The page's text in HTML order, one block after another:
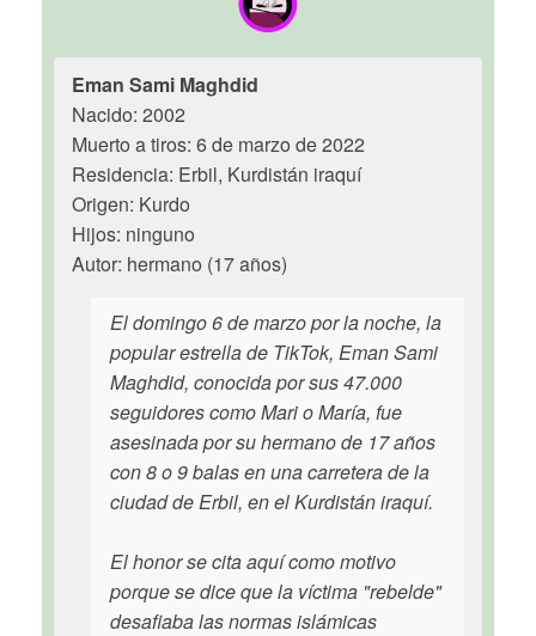
Eman Sami Maghdid
Nacido: 2002
Muerto a tiros: 6 de marzo de 2022
Residencia: Erbil, Kurdistán iraquí
Origen: Kurdo
Hijos: ninguno
Autor: hermano (17 años)
El domingo 6 de marzo por la noche, la
popular estrella de TikTok, Eman Sami
Maghdid, conocida por sus 47.000
seguidores como Mari o María, fue
asesinada por su hermano de 17 años
con 8 o 9 balas en una carretera de la
ciudad de Erbil, en el Kurdistán iraquí.
El honor se cita aquí como motivo
porque se dice que la víctima "rebelde"
desafiaba las normas islámicas